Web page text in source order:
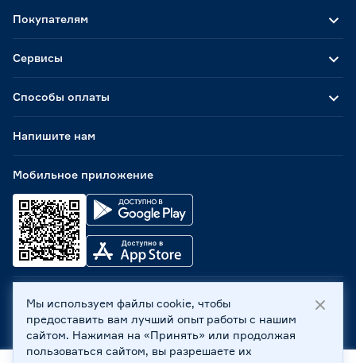
Способы оплаты
Мобильное приложение
Покупателям
Сервисы
Напишите нам
ООО «Бауцентр Рус» 2004 -2026, 236029, г. Калининград,
ул. А.Невского, 205. ИНН 7702596813, КПП 390601001 ©
Все права защищены
Политика обработки персональных данных
Мы используем файлы cookie, чтобы
предоставить вам лучший опыт работы с нашим
сайтом. Нажимая на «Принять» или продолжая
пользоваться сайтом, вы разрешаете их